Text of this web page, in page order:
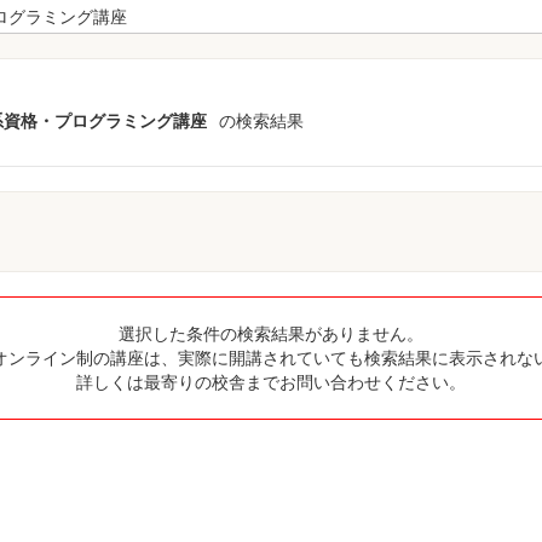
格・プログラミング講座 の検索結果
選択した条件の検索結果がありません。
ライン制の講座は、実際に開講されていても検索結果に表示されな
詳しくは最寄りの校舎までお問い合わせください。